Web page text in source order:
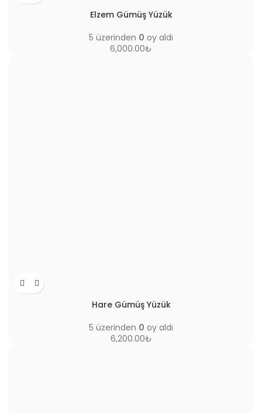
Elzem Gümüş Yüzük
5 üzerinden 0 oy aldı
6,000.00₺
Hare Gümüş Yüzük
5 üzerinden 0 oy aldı
6,200.00₺